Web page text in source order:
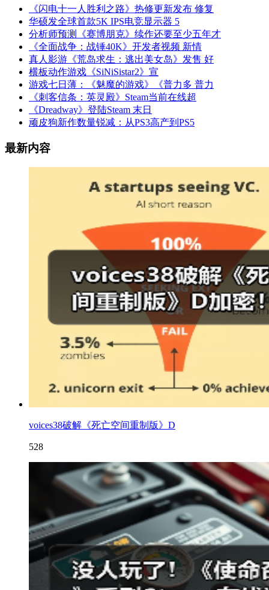
《闪电十一人胜利之路》热修更新发布 修复
华硕发全球首款5K IPS电竞显示器 5
分析师预测《赛博朋克》续作还要至少五年才
《全面战争：战锤40K》开发者视频 新情
真人影游《荒岛求生：逃出美女岛》发售 好
横板动作游戏《SiNiSistar2》宣
游戏七日薄：《魅魔的游戏》《普力多 普力
《刺客信条：英灵殿》Steam当前在线超
《Dreadway》登陆Steam 末日
顽皮狗新作数量锐减：从PS3高产到PS5
最新内容
voices38破解《死亡空间重制版》D
528